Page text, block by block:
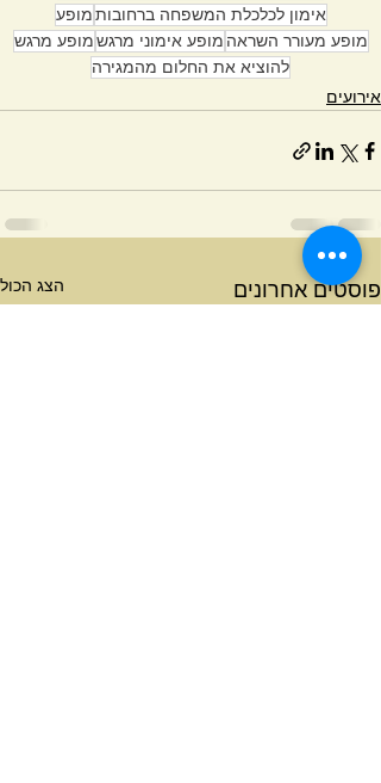
אימון לכלכלת המשפחה ברחובותמופע
מופע מעורר השראה מופע אימוני מרגשמופע מרגש
להוציא את החלום מהמגירה
אירועים
פוסטים אחרונים הצג הכול